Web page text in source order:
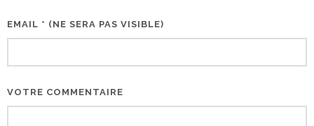
EMAIL * (NE SERA PAS VISIBLE)
VOTRE COMMENTAIRE